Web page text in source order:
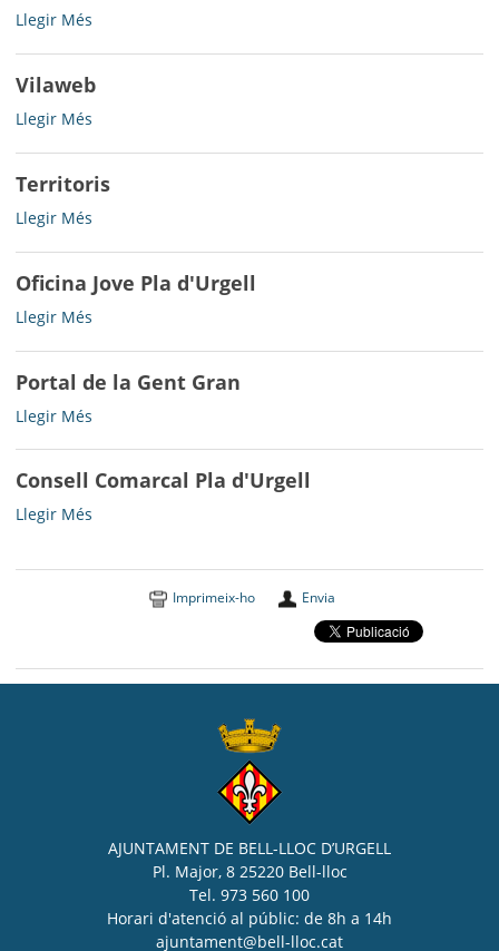
Club
d'Urgell
-
Llegir Més
Vilaweb
Vilaweb
Llegir Més
Territoris
Territoris
Llegir Més
Oficina Jove Pla d'Urgell
Oficina
d'Urgell
-
Llegir Més
Portal de la Gent Gran
Portal
Gent
Gran
Llegir Més
Consell Comarcal Pla d'Urgell
Consell
Llegir Més
Imprimeix-ho Envia
AJUNTAMENT DE BELL-LLOC D’URGELL
Pl. Major, 8 25220 Bell-lloc
Tel. 973 560 100
Horari d'atenció al públic: de 8h a 14h
ajuntament@bell-lloc.cat